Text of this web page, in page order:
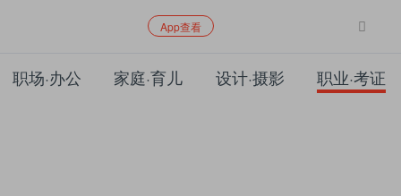
App查看
职场·办公 家庭·育儿 设计·摄影 职业·考证